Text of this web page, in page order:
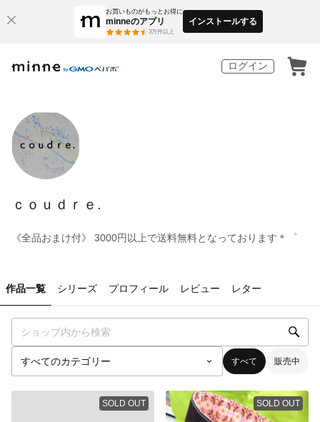
お買いものがもっとお得に
minneのアプリ
3万件以上
インストールする
ログイン
ｃｏｕｄｒｅ.
《全品おまけ付》 3000円以上で送料無料となっております＊゜
作品一覧 シリーズ プロフィール レビュー レター
すべて 販売中
SOLD OUT SOLD OUT